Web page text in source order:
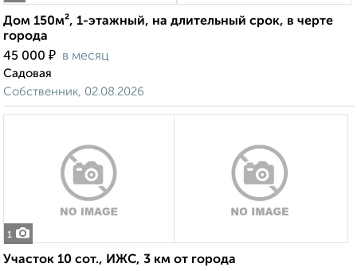
Дом 150м², 1-этажный, на длительный срок, в черте
города
45 000 ₽ в месяц
Садовая
Собственник, 02.08.2026
1
Участок 10 сот., ИЖС, 3 км от города